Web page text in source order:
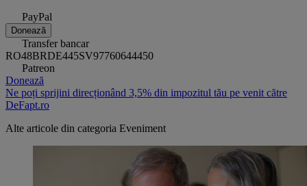
PayPal
Donează
Transfer bancar
RO48BRDE445SV97760644450
Patreon
Donează
Ne poți sprijini direcționând 3,5% din impozitul tău pe venit către
DeFapt.ro
Alte articole din categoria Eveniment